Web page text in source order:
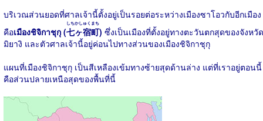
บริเวณส่วนยอดที่ศาลเจ้านี้ตั้งอยู่เป็นรอยต่อระหว่างเมืองซาโอวกับอีกเมือง
คือเมืองชิจิกาชุกุ (七ヶ宿町
しちかしゅくまち
) ซึ่งเป็นเมืองที่ตั้งอยู่ทางตะวันตกสุดของจังหวัด
มิยางิ และตัวศาลเจ้านี้อยู่ค่อนไปทางส่วนของเมืองชิจิกาชุกุ
แผนที่เมืองชิจิกาชุกุ เป็นสีเหลืองเข้มทางซ้ายสุดด้านล่าง แต่ที่เราอยู่ตอนนี้
คือส่วนปลายเหนือสุดของพื้นที่นี้